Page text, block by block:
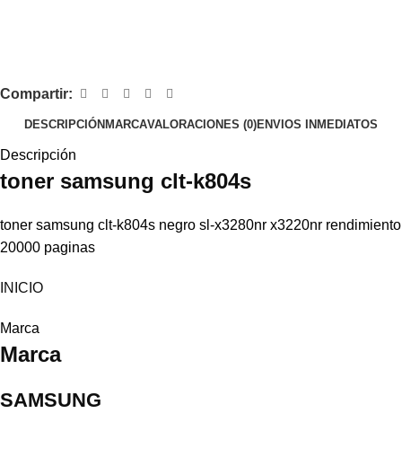
Compartir:
DESCRIPCIÓN MARCAVALORACIONES (0)ENVIOS INMEDIATOS
Descripción
toner samsung clt-k804s
toner samsung clt-k804s negro sl-x3280nr x3220nr rendimiento
20000 paginas
INICIO
Marca
Marca
SAMSUNG